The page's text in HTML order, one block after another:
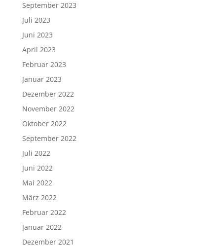
September 2023
Juli 2023
Juni 2023
April 2023
Februar 2023
Januar 2023
Dezember 2022
November 2022
Oktober 2022
September 2022
Juli 2022
Juni 2022
Mai 2022
März 2022
Februar 2022
Januar 2022
Dezember 2021